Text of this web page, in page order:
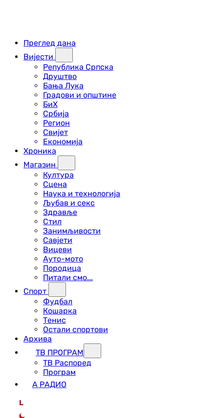
Преглед дана
Вијести
Република Српска
Друштво
Бања Лука
Градови и општине
БиХ
Србија
Регион
Свијет
Економија
Хроника
Магазин
Култура
Сцена
Наука и технологија
Љубав и секс
Здравље
Стил
Занимљивости
Савјети
Вицеви
Ауто-мото
Породица
Питали смо...
Спорт
Фудбал
Кошарка
Тенис
Остали спортови
Архива
ТВ ПРОГРАМ
ТВ Распоред
Програм
А РАДИО
L